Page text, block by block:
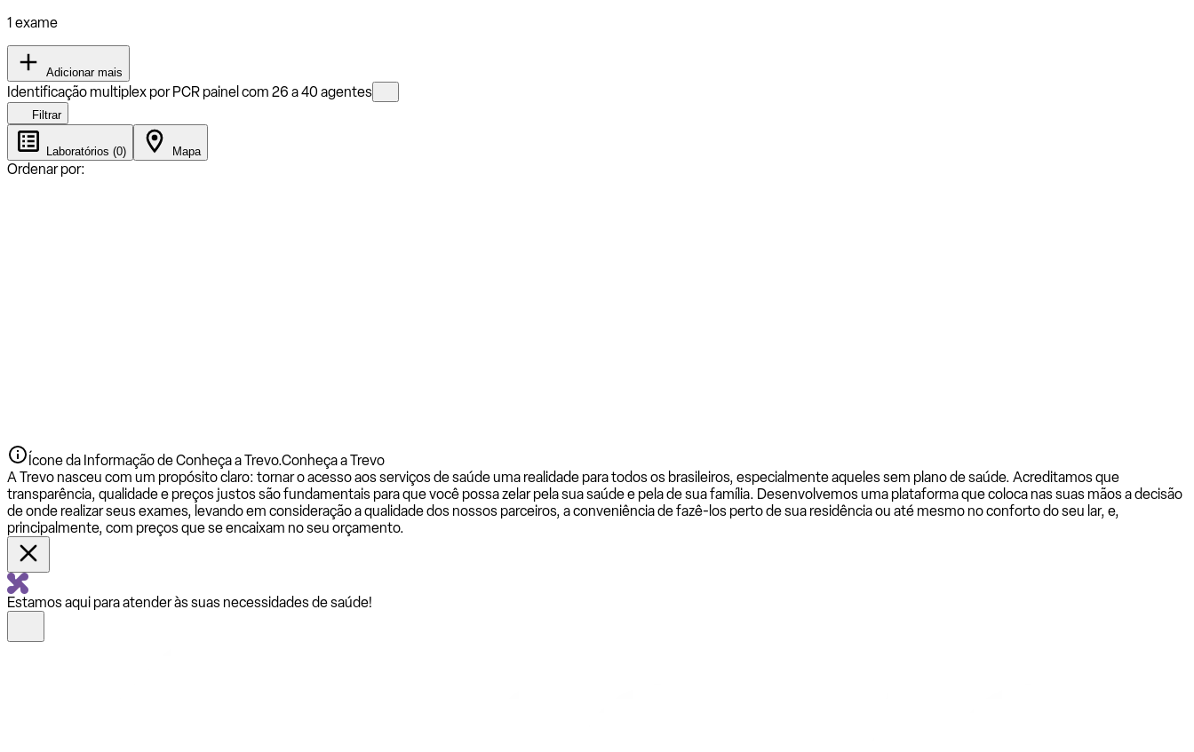
1 exame
Adicionar mais
Identificação multiplex por PCR painel com 26 a 40 agentes
Filtrar
Laboratórios (0) Mapa
Ordenar por:
Ícone da Informação de Conheça a Trevo.Conheça a Trevo
A Trevo nasceu com um propósito claro: tornar o acesso aos serviços de saúde uma realidade para todos os brasileiros, especialmente aqueles sem plano de saúde. Acreditamos que
transparência, qualidade e preços justos são fundamentais para que você possa zelar pela sua saúde e pela de sua família. Desenvolvemos uma plataforma que coloca nas suas mãos a decisão
de onde realizar seus exames, levando em consideração a qualidade dos nossos parceiros, a conveniência de fazê-los perto de sua residência ou até mesmo no conforto do seu lar, e,
principalmente, com preços que se encaixam no seu orçamento.
Estamos aqui para atender às suas necessidades de saúde!